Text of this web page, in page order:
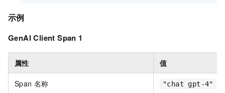
示例
GenAI Client Span 1
属性 值
Span 名称 "chat gpt-4"